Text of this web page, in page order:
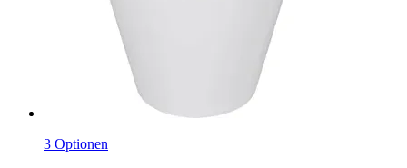
3 Optionen